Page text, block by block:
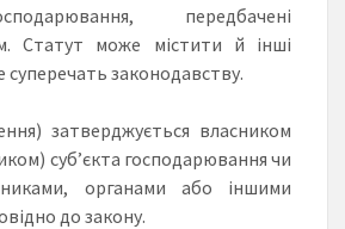
передбачені
Статут може містити й інші
суперечать законодавству.
затверджується власником
суб’єкта господарювання чи
органами або іншими
до закону.